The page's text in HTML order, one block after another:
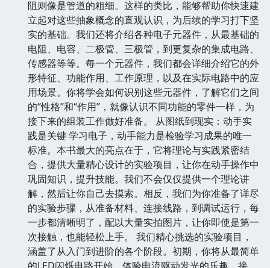
阻则像是管道的粗细。这样的类比，能够帮助你快速建
立起对这些抽象概念的直观认识，为后续的学习打下坚
实的基础。我们还将介绍各种电子元器件，从最基础的
电阻、电容、二极管、三极管，到更复杂的集成电路、
传感器等等。每一个元器件，我们都会详细介绍它的外
形特征、功能作用、工作原理，以及在实际电路中的应
用场景。你将学会如何识别这些元器件，了解它们之间
的“性格”和“作用”，就像认识不同功能的零件一样，为
接下来的组装工作做好准备。 从图纸到现实：动手实
践是关键 学习电子，动手能力是检验学习成果的唯一
标准。本书最大的亮点在于，它将理论与实践紧密结
合，提供大量精心设计的实验项目，让你在动手操作中
巩固知识，提升技能。我们不会仅仅提供一个理论讲
解，然后让你自己去摸索。相反，我们为你准备了详尽
的实验步骤，从准备材料、连接线路，到调试运行，每
一步都清晰明了，配以大量实拍图片，让你即使是第一
次接触，也能轻松上手。 我们精心挑选的实验项目，
涵盖了从入门到进阶的各个阶段。初期，你将从最简单